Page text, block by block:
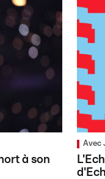
à son
Avec